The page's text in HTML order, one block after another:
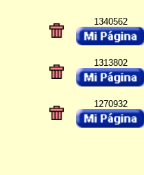
1340562
1313802
1270932